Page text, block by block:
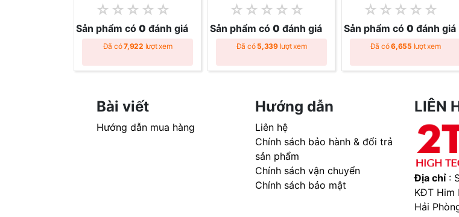
☆ ☆ ☆ ☆ ☆
Sản phẩm có 0 đánh giá
Đã có7,922 lượt xem
☆ ☆ ☆ ☆ ☆
Sản phẩm có 0 đánh giá
Đã có 5,339lượt xem
☆ ☆ ☆ ☆ ☆
Sản phẩm có 0 đánh giá
Đã có6,655 lượt xem
Bài viết
Hướng dẫn mua hàng
Hướng dẫn
Liên hệ
Chính sách bảo hành & đổi trả
sản phẩm
Chính sách vận chuyển
Chính sách bảo mật
LIÊN
Địa chỉ:
KĐT Him
Hải